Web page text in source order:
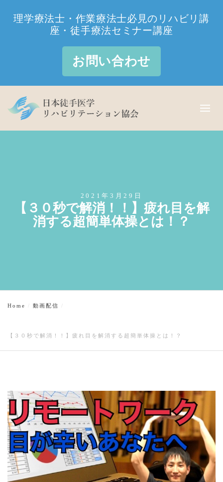
理学療法士・作業療法士必見のリハビリ講
座・徒手療法セミナー講座
お問い合わせ
2021年3月29日
【３０秒で解消！！】疲れ目を解
消する超簡単体操とは！？
Home 動画配信
【３０秒で解消！！】疲れ目を解消する超簡単体操とは！？